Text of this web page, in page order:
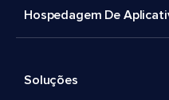
Hospedagem De
Soluções